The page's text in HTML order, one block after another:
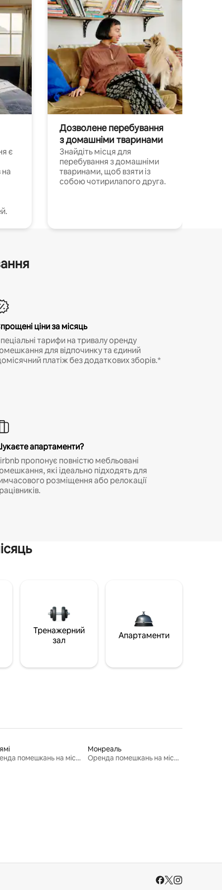
є
на
Дозволене перебування
з домашніми тваринами
Знайдіть місця для
перебування з домашніми
тваринами, щоб взяти із
собою чотирилапого друга.
ціни за місяць
тарифи на тривалу оренду
для відпочинку та єдиний
платіж без додаткових зборів.*
апартаменти?
пропонує повністю мебльовані
які ідеально підходять для
розміщення або релокації
Тренажерний
зал
Апартаменти
Оренда помешкань на місяць
Монреаль
Оренда помешкань на місяць